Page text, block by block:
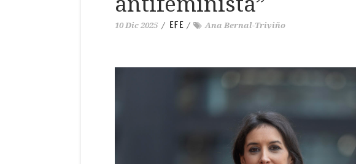
10 Dic 2025 / EFE / Ana Bernal-Triviño